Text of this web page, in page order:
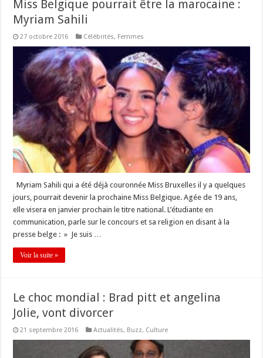
Miss Belgique pourrait être la marocaine :
Myriam Sahili
27 octobre 2016 Célébrités, Femmes
Myriam Sahili qui a été déjà couronnée Miss Bruxelles il y a quelques
jours, pourrait devenir la prochaine Miss Belgique. Agée de 19 ans,
elle visera en janvier prochain le titre national. L’étudiante en
communication, parle sur le concours et sa religion en disant à la
presse belge : » Je suis …
Voir la suite »
Le choc mondial : Brad pitt et angelina
Jolie, vont divorcer
21 septembre 2016 Actualités, Buzz, Culture